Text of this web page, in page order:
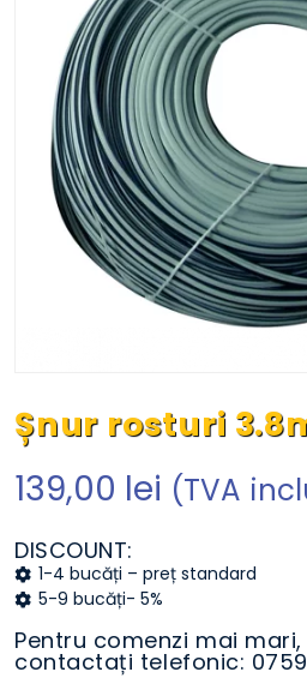
Șnur rosturi
139,00 lei (TVA
DISCOUNT:
1-4 bucăți – preț standard
5-9 bucăți- 5%
Pentru comenzi mai
contactați telefonic: 0759